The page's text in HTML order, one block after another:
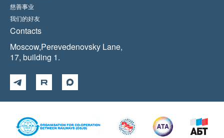
慈善事业
我们的好友
Contacts
Moscow,Perevedenovsky Lane,
17, building 1.